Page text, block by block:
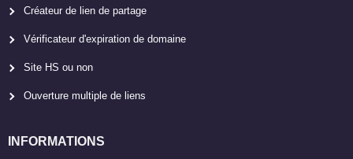
Créateur de lien de partage
Vérificateur d'expiration de domaine
Site HS ou non
Ouverture multiple de liens
INFORMATIONS